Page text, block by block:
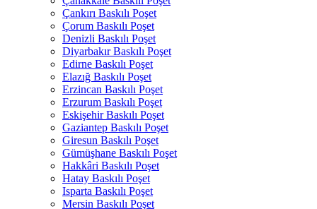
Çankırı Baskılı Poşet
Çorum Baskılı Poşet
Denizli Baskılı Poşet
Diyarbakır Baskılı Poşet
Edirne Baskılı Poşet
Elazığ Baskılı Poşet
Erzincan Baskılı Poşet
Erzurum Baskılı Poşet
Eskişehir Baskılı Poşet
Gaziantep Baskılı Poşet
Giresun Baskılı Poşet
Gümüşhane Baskılı Poşet
Hakkâri Baskılı Poşet
Hatay Baskılı Poşet
Isparta Baskılı Poşet
Mersin Baskılı Poşet